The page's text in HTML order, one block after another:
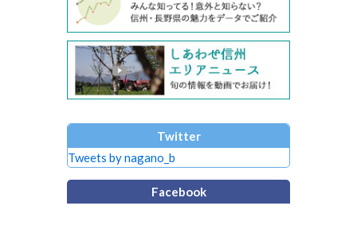
Twitter
Tweets by nagano_b
Facebook